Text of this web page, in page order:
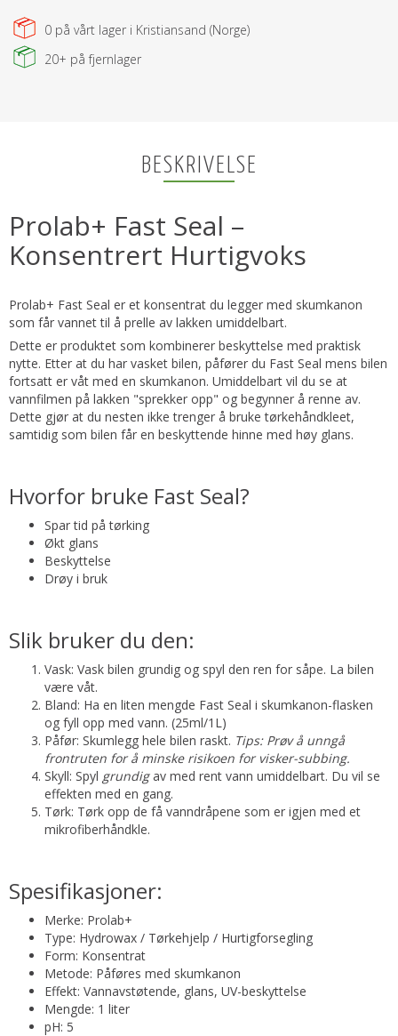
0 på vårt lager i Kristiansand (Norge)
20+ på fjernlager
BESKRIVELSE
Prolab+ Fast Seal –
Konsentrert Hurtigvoks
Prolab+ Fast Seal er et konsentrat du legger med skumkanon
som får vannet til å prelle av lakken umiddelbart.
Dette er produktet som kombinerer beskyttelse med praktisk
nytte. Etter at du har vasket bilen, påfører du Fast Seal mens bilen
fortsatt er våt med en skumkanon. Umiddelbart vil du se at
vannfilmen på lakken "sprekker opp" og begynner å renne av.
Dette gjør at du nesten ikke trenger å bruke tørkehåndkleet,
samtidig som bilen får en beskyttende hinne med høy glans.
Hvorfor bruke Fast Seal?
Spar tid på tørking
Økt glans
Beskyttelse
Drøy i bruk
Slik bruker du den:
Vask: Vask bilen grundig og spyl den ren for såpe. La bilen
være våt.
Bland: Ha en liten mengde Fast Seal i skumkanon-flasken
og fyll opp med vann. (25ml/1L)
Påfør: Skumlegg hele bilen raskt. Tips: Prøv å unngå
frontruten for å minske risikoen for visker-subbing.
Skyll: Spyl grundigav med rent vann umiddelbart. Du vil se
effekten med en gang.
Tørk: Tørk opp de få vanndråpene som er igjen med et
mikrofiberhåndkle.
Spesifikasjoner:
Merke: Prolab+
Type: Hydrowax / Tørkehjelp / Hurtigforsegling
Form: Konsentrat
Metode: Påføres med skumkanon
Effekt: Vannavstøtende, glans, UV-beskyttelse
Mengde: 1 liter
pH: 5